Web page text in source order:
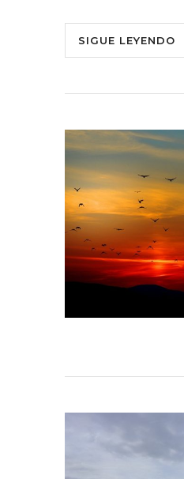
SIGUE LEYENDO